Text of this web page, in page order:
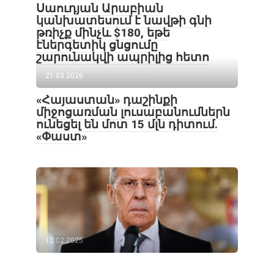
Սաուդյան Արաբիան
կանխատեսում է նավթի գնի
թռիչք մինչև $180, եթե
էներգետիկ ցնցումը
շարունակվի ապրիլից հետո
21.03.2026
«Հայաստան» դաշինքի
միջոցառման լուսաբանումներն
ունեցել են մոտ 15 մլն դիտում.
«Փաստ»
12.02.2025